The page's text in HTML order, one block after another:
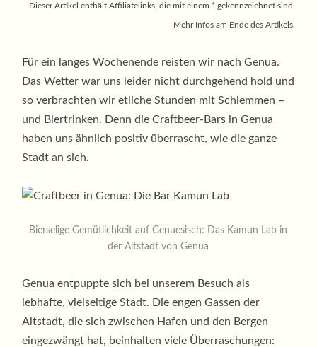
Dieser Artikel enthält Affiliatelinks, die mit einem * gekennzeichnet sind.
Mehr Infos am Ende des Artikels.
Für ein langes Wochenende reisten wir nach Genua.
Das Wetter war uns leider nicht durchgehend hold und
so verbrachten wir etliche Stunden mit Schlemmen –
und Biertrinken. Denn die Craftbeer-Bars in Genua
haben uns ähnlich positiv überrascht, wie die ganze
Stadt an sich.
Bierselige Gemütlichkeit auf Genuesisch: Das Kamun Lab in
der Altstadt von Genua
Genua entpuppte sich bei unserem Besuch als
lebhafte, vielseitige Stadt. Die engen Gassen der
Altstadt, die sich zwischen Hafen und den Bergen
eingezwängt hat, beinhalten viele Überraschungen: